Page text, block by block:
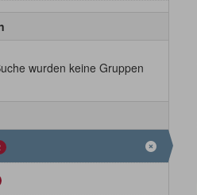
wurden keine Gruppen